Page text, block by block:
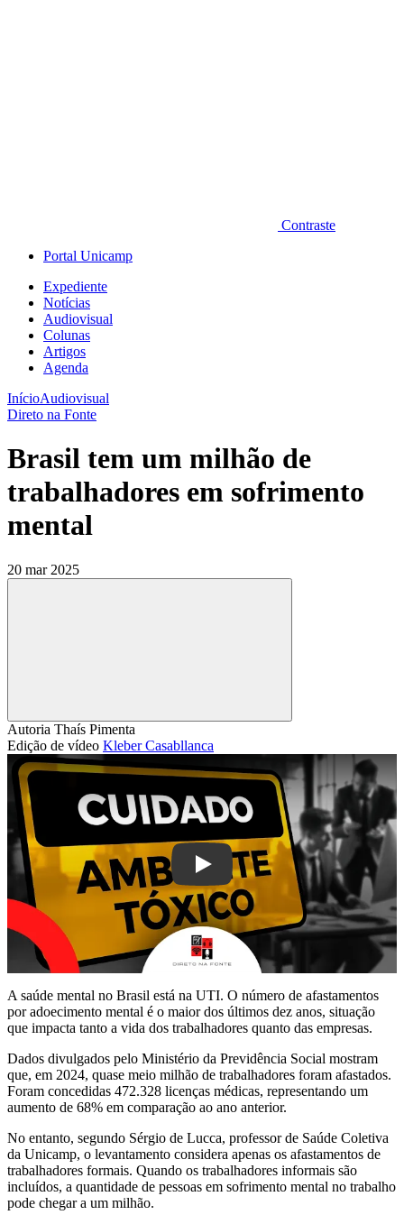
Contraste
Portal Unicamp
Expediente
Notícias
Audiovisual
Colunas
Artigos
Agenda
InícioAudiovisual
Direto na Fonte
Brasil tem um milhão de
trabalhadores em sofrimento
mental
20 mar 2025
Compartilhar
Autoria Thaís Pimenta
Edição de vídeo Kleber Casabllanca
Play
A saúde mental no Brasil está na UTI. O número de afastamentos
por adoecimento mental é o maior dos últimos dez anos, situação
que impacta tanto a vida dos trabalhadores quanto das empresas.
Dados divulgados pelo Ministério da Previdência Social mostram
que, em 2024, quase meio milhão de trabalhadores foram afastados.
Foram concedidas 472.328 licenças médicas, representando um
aumento de 68% em comparação ao ano anterior.
No entanto, segundo Sérgio de Lucca, professor de Saúde Coletiva
da Unicamp, o levantamento considera apenas os afastamentos de
trabalhadores formais. Quando os trabalhadores informais são
incluídos, a quantidade de pessoas em sofrimento mental no trabalho
pode chegar a um milhão.